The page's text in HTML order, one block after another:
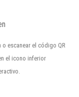
o escanear el código QR
el icono inferior